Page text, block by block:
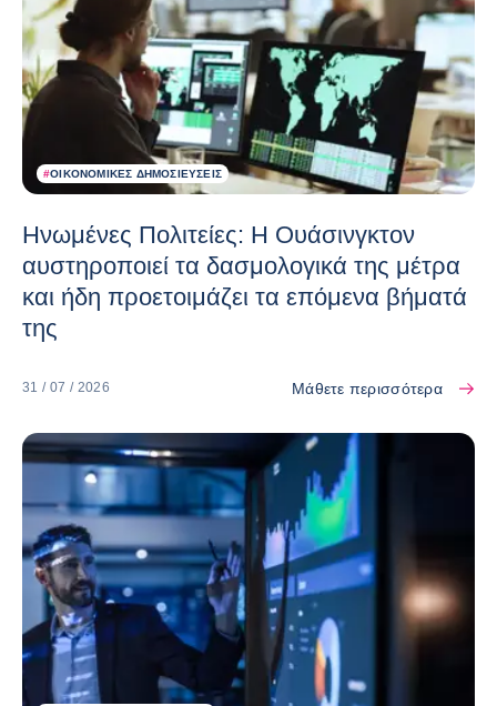
#ΟΙΚΟΝΟΜΙΚΈΣ ΔΗΜΟΣΙΕΎΣΕΙΣ
Ηνωμένες Πολιτείες: Η Ουάσινγκτον
αυστηροποιεί τα δασμολογικά της μέτρα
και ήδη προετοιμάζει τα επόμενα βήματά
της
31 / 07 / 2026 Μάθετε περισσότερα